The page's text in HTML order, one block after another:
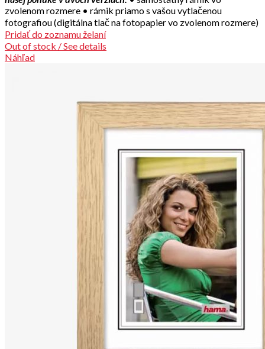
zvolenom rozmere • rámik priamo s vašou vytlačenou
fotografiou (digitálna tlač na fotopapier vo zvolenom rozmere)
Pridať do zoznamu želaní
Out of stock / See details
Náhľad